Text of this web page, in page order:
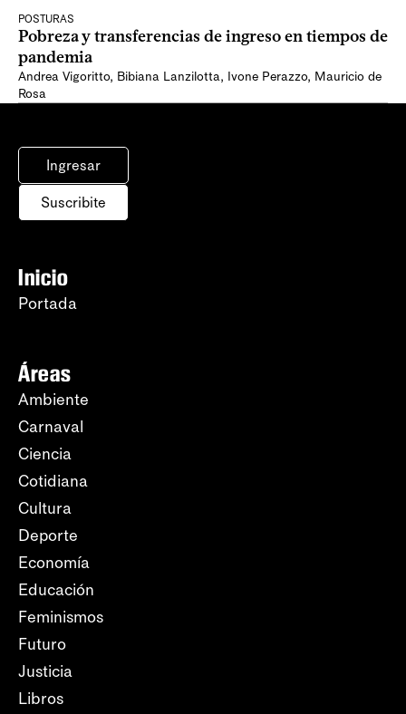
POSTURAS
Pobreza y transferencias de ingreso en tiempos de
pandemia
Andrea Vigoritto, Bibiana Lanzilotta, Ivone Perazzo, Mauricio de
Rosa
Ingresar
Suscribite
Inicio
Portada
Áreas
Ambiente
Carnaval
Ciencia
Cotidiana
Cultura
Deporte
Economía
Educación
Feminismos
Futuro
Justicia
Libros